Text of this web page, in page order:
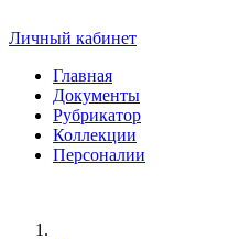
Личный кабинет
Главная
Документы
Рубрикатор
Коллекции
Персоналии